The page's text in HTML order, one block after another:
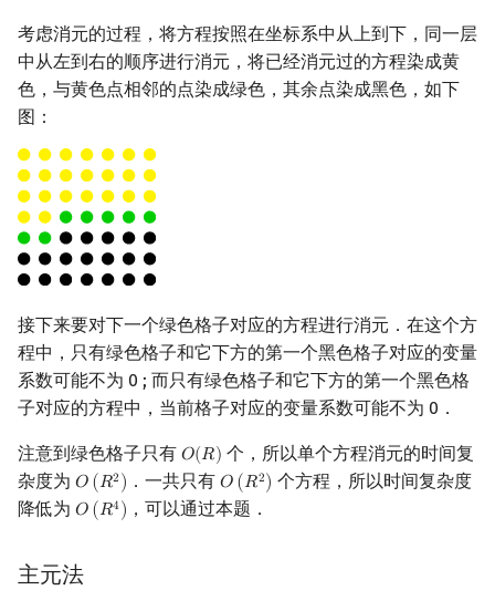
Stern–Brocot 树与 Farey
考虑消元的过程，将方程按照在坐标系中从上到下，同一层
中从左到右的顺序进行消元，将已经消元过的方程染成黄
色，与黄色点相邻的点染成绿色，其余点染成黑色，如下
图：
接下来要对下一个绿色格子对应的方程进行消元．在这个方
程中，只有绿色格子和它下方的第一个黑色格子对应的变量
系数可能不为 0 ; 而只有绿色格子和它下方的第一个黑色格
子对应的方程中，当前格子对应的变量系数可能不为 0．
注意到绿色格子只有 𝑂(𝑅)
O(R) 个，所以单个方程消元的时间复
杂度为 𝑂(𝑅2)
O( R2) ．一共只有𝑂(𝑅2)
O(R2)
个方程，所以时间复杂度
降低为 𝑂(𝑅4)
O( R4) ，可以通过本题．
主元法